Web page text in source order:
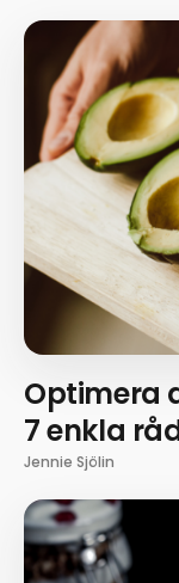
Optimera
7 enkla
Jennie Sjölin